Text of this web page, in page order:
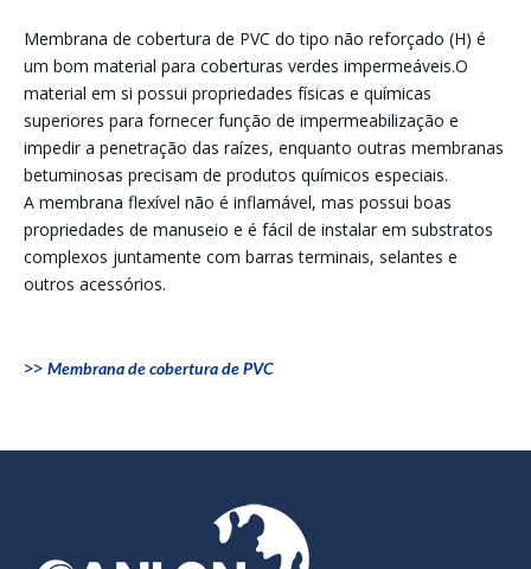
Membrana de cobertura de PVC do tipo não reforçado (H) é
um bom material para coberturas verdes impermeáveis.O
material em si possui propriedades físicas e químicas
superiores para fornecer função de impermeabilização e
impedir a penetração das raízes, enquanto outras membranas
betuminosas precisam de produtos químicos especiais.
A membrana flexível não é inflamável, mas possui boas
propriedades de manuseio e é fácil de instalar em substratos
complexos juntamente com barras terminais, selantes e
outros acessórios.
>> Membrana de cobertura de PVC